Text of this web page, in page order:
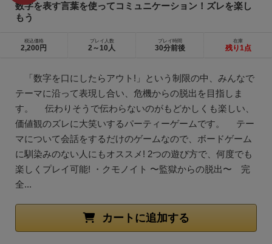
数字を表す言葉を使ってコミュニケーション！ズレを楽し
もう
税込価格
2,200円
プレイ人数
2～10人
プレイ時間
30分前後
在庫
残り1点
「数字を口にしたらアウト!」という制限の中、みんなで
テーマに沿って表現し合い、危機からの脱出を目指しま
す。 伝わりそうで伝わらないのがもどかしくも楽しい、
価値観のズレに大笑いするパーティーゲームです。 テー
マについて会話をするだけのゲームなので、ボードゲーム
に馴染みのない人にもオススメ! 2つの遊び方で、何度でも
楽しくプレイ可能! ・クモノイト 〜監獄からの脱出〜 完
全...
カートに追加する